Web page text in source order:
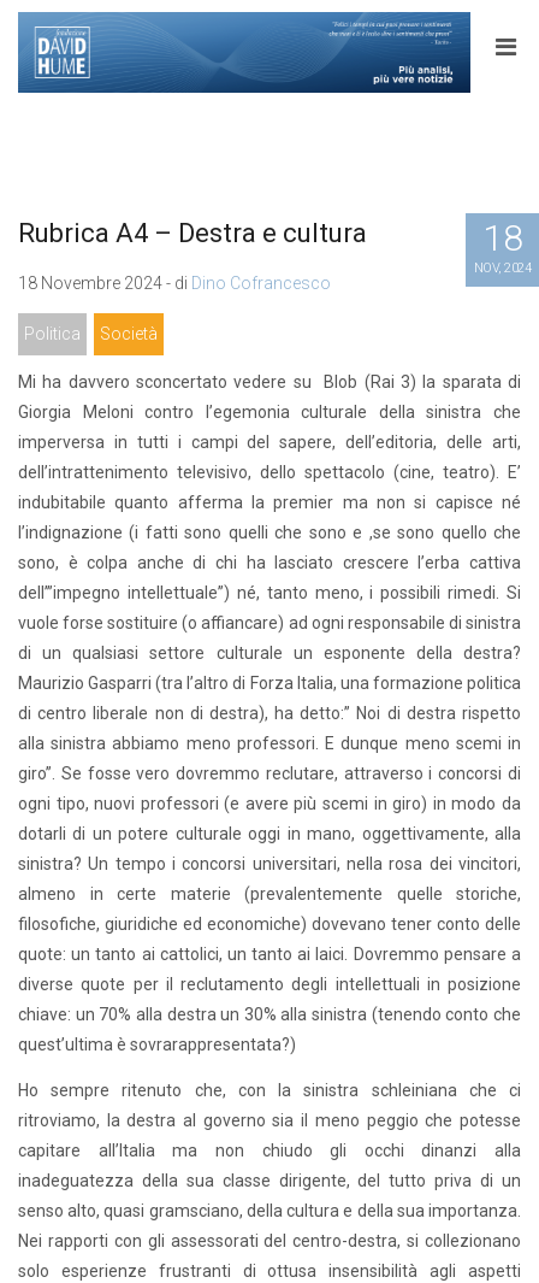
18
NOV, 2024
Rubrica A4 – Destra e cultura
18 Novembre 2024 - di Dino Cofrancesco
Politica Società
Mi ha davvero sconcertato vedere su Blob (Rai 3) la sparata di
Giorgia Meloni contro l’egemonia culturale della sinistra che
imperversa in tutti i campi del sapere, dell’editoria, delle arti,
dell’intrattenimento televisivo, dello spettacolo (cine, teatro). E’
indubitabile quanto afferma la premier ma non si capisce né
l’indignazione (i fatti sono quelli che sono e ,se sono quello che
sono, è colpa anche di chi ha lasciato crescere l’erba cattiva
dell’”impegno intellettuale”) né, tanto meno, i possibili rimedi. Si
vuole forse sostituire (o affiancare) ad ogni responsabile di sinistra
di un qualsiasi settore culturale un esponente della destra?
Maurizio Gasparri (tra l’altro di Forza Italia, una formazione politica
di centro liberale non di destra), ha detto:” Noi di destra rispetto
alla sinistra abbiamo meno professori. E dunque meno scemi in
giro”. Se fosse vero dovremmo reclutare, attraverso i concorsi di
ogni tipo, nuovi professori (e avere più scemi in giro) in modo da
dotarli di un potere culturale oggi in mano, oggettivamente, alla
sinistra? Un tempo i concorsi universitari, nella rosa dei vincitori,
almeno in certe materie (prevalentemente quelle storiche,
filosofiche, giuridiche ed economiche) dovevano tener conto delle
quote: un tanto ai cattolici, un tanto ai laici. Dovremmo pensare a
diverse quote per il reclutamento degli intellettuali in posizione
chiave: un 70% alla destra un 30% alla sinistra (tenendo conto che
quest’ultima è sovrarappresentata?)
Ho sempre ritenuto che, con la sinistra schleiniana che ci
ritroviamo, la destra al governo sia il meno peggio che potesse
capitare all’Italia ma non chiudo gli occhi dinanzi alla
inadeguatezza della sua classe dirigente, del tutto priva di un
senso alto, quasi gramsciano, della cultura e della sua importanza.
Nei rapporti con gli assessorati del centro-destra, si collezionano
solo esperienze frustranti di ottusa insensibilità agli aspetti